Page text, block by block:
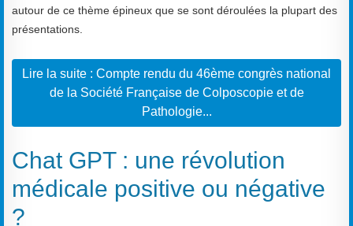
autour de ce thème épineux que se sont déroulées la plupart des
présentations.
Lire la suite : Compte rendu du 46ème congrès national
de la Société Française de Colposcopie et de
Pathologie...
Chat GPT : une révolution
médicale positive ou négative
?